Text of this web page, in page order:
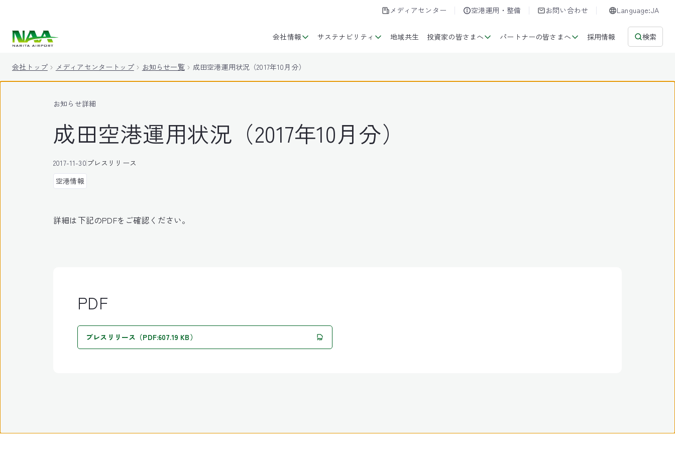
メディアセンター 空港運用・整備 お問い合わせ Language:JA
会社情報 サステナビリティ 地域共生 投資家の皆さまへ パートナーの皆さまへ 採用情報 検索
会社トップ メディアセンタートップ お知らせ一覧 成田空港運用状況（2017年10月分）
お知らせ詳細
成田空港運用状況（2017年10月分）
2017-11-30プレスリリース
空港情報
詳細は下記のPDFをご確認ください。
PDF
プレスリリース（PDF:607.19 KB）